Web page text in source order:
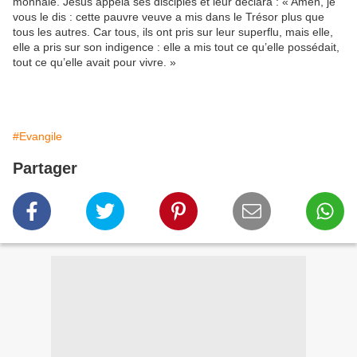
vous le dis : cette pauvre veuve a mis dans le Trésor plus que
tous les autres. Car tous, ils ont pris sur leur superflu, mais elle,
elle a pris sur son indigence : elle a mis tout ce qu’elle possédait,
tout ce qu’elle avait pour vivre. »
#Evangile
Partager